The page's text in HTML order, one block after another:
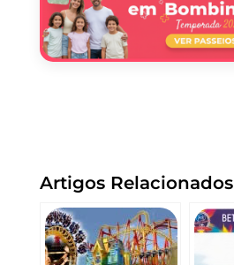
Artigos Relacionados